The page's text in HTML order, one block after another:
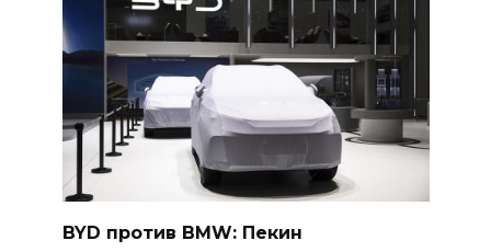
BYD против BMW: Пекин